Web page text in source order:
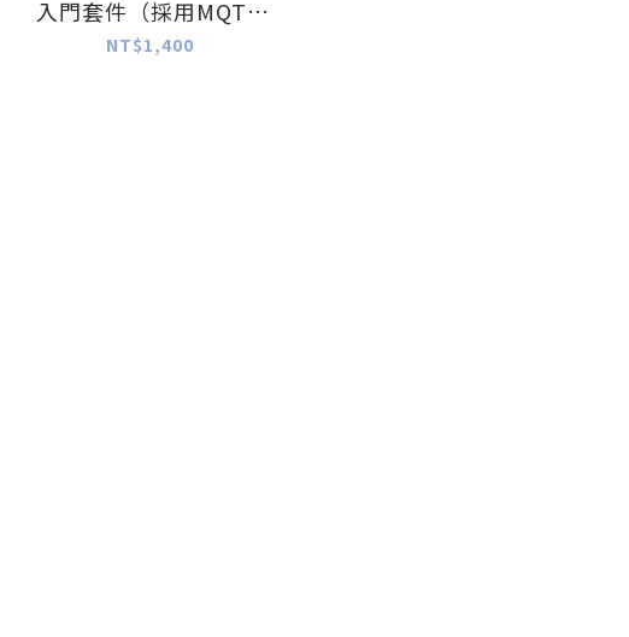
入門套件（採用MQTT
通訊協定）
NT$1,400